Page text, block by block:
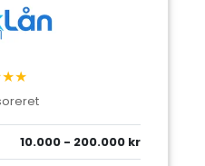
10.000 - 200.000 kr